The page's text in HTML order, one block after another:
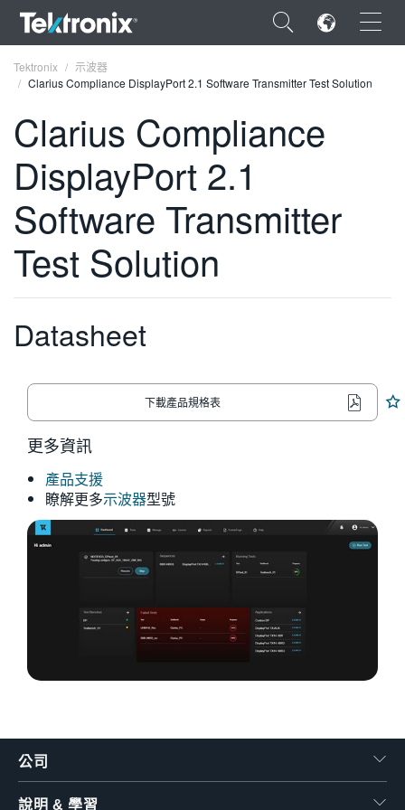
×
ENGLISH
FRANÇAIS
DEUTSCH
VIỆT NAM
日本語
한국어
繁體中文
Tektronix
示波器
Clarius Compliance DisplayPort 2.1 Software Transmitter Test Solution
Clarius Compliance
DisplayPort 2.1
Software Transmitter
Test Solution
Datasheet
下載產品規格表
更多資訊
產品支援
瞭解更多示波器型號
公司
說明 & 學習